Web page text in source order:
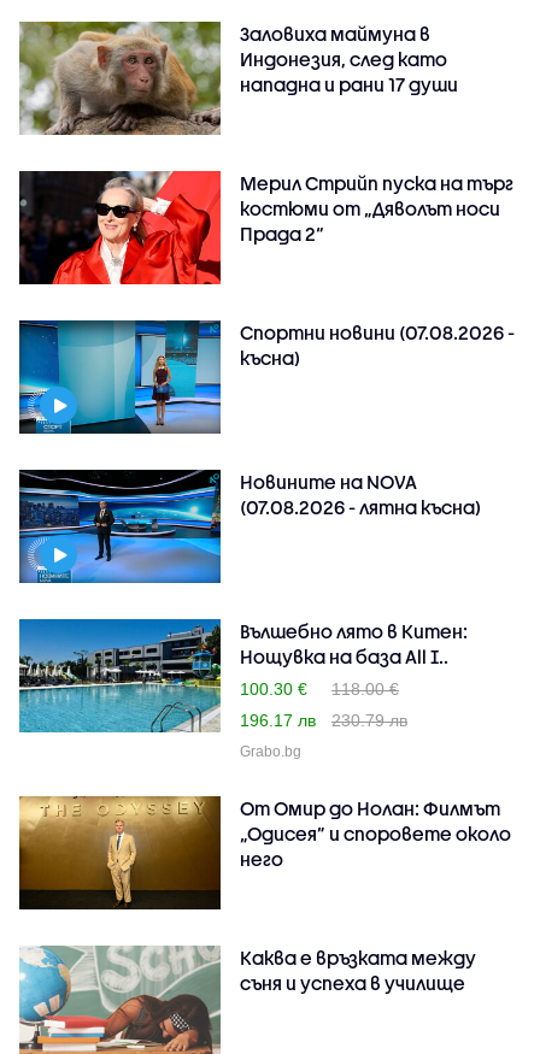
Заловиха маймуна в
Индонезия, след като
нападна и рани 17 души
Мерил Стрийп пуска на търг
костюми от „Дяволът носи
Прада 2“
Спортни новини (07.08.2026 -
късна)
Новините на NOVA
(07.08.2026 - лятна късна)
Вълшебно лято в Китен:
Нощувка на база All I..
100.30 €
118.00 €
196.17 лв
230.79 лв
Grabo.bg
От Омир до Нолан: Филмът
„Одисея” и споровете около
него
Каква е връзката между
съня и успеха в училище